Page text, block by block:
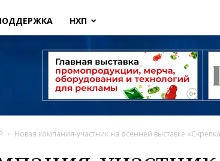
НХП
Новая компания-участник на осенней выставке